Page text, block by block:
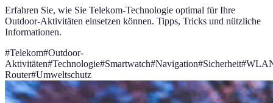
Erfahren Sie, wie Sie Telekom-Technologie optimal für Ihre
Outdoor-Aktivitäten einsetzen können. Tipps, Tricks und nützliche
Informationen.
#Telekom#Outdoor-
Aktivitäten#Technologie#Smartwatch#Navigation#Sicherheit#
Router#Umweltschutz